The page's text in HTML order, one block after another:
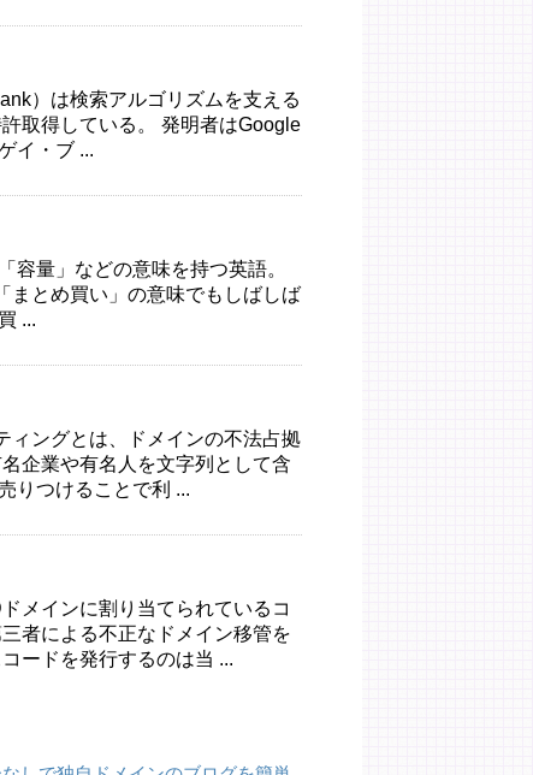
）は検索アルゴリズムを支える
取得している。 発明者はGoogle
イ・ブ ...
容量」などの意味を持つ英語。
まとめ買い」の意味でもしばしば
...
ィングとは、ドメインの不法占拠
企業や有名人を文字列として含
りつけることで利 ...
メインに割り当てられているコ
者による不正なドメイン移管を
ードを発行するのは当 ...